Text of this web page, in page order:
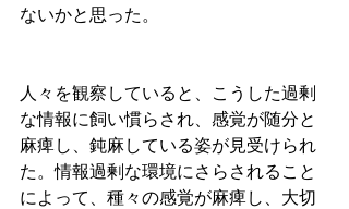
ないかと思った。
人々を観察していると、こうした過剰
な情報に飼い慣らされ、感覚が随分と
麻痺し、鈍麻している姿が見受けられ
た。情報過剰な環境にさらされること
によって、種々の感覚が麻痺し、大切